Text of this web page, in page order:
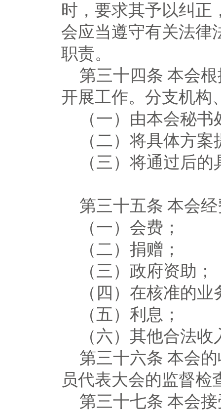
时，要求其予以纠正
会应当遵守有关法律
职责。
第三十四条 本会
开展工作。分支机构
（一）由本会秘
（二）将具体方
（三）将通过后
第三十五条 本会
（一）会费；
（二）捐赠；
（三）政府资助；
（四）在核准的
（五）利息；
（六）其他合法收
第三十六条 本会
员代表大会的监督检
第三十七条 本会